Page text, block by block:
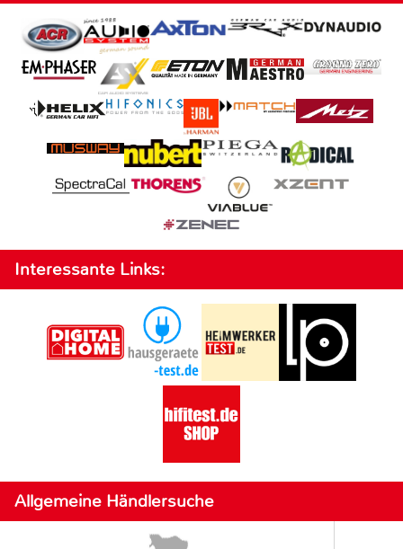
Interessante Links:
Allgemeine Händlersuche